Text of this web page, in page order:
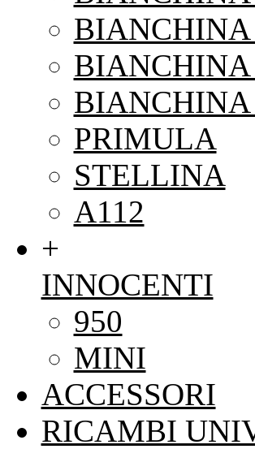
PRIMULA
STELLINA
A112
+
INNOCENTI
950
MINI
ACCESSORI
RICAMBI